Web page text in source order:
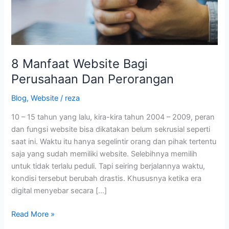
8 Manfaat Website Bagi
Perusahaan Dan Perorangan
Blog,Website / reza
10 – 15 tahun yang lalu, kira-kira tahun 2004 – 2009, peran
dan fungsi website bisa dikatakan belum sekrusial seperti
saat ini. Waktu itu hanya segelintir orang dan pihak tertentu
saja yang sudah memiliki website. Selebihnya memilih
untuk tidak terlalu peduli. Tapi seiring berjalannya waktu,
kondisi tersebut berubah drastis. Khususnya ketika era
digital menyebar secara […]
8
Read More »